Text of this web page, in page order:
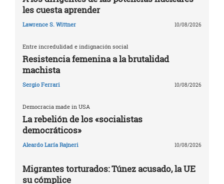
les cuesta aprender
Lawrence S. Wittner 10/08/2026
Entre incredulidad e indignación social
Resistencia femenina a la brutalidad
machista
Sergio Ferrari 10/08/2026
Democracia made in USA
La rebelión de los «socialistas
democráticos»
Aleardo Laría Rajneri 10/08/2026
Migrantes torturados: Túnez acusado, la UE
su cómplice